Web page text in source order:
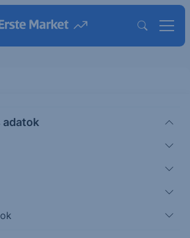
adatok49 - napi
esés érkezett a piacra.